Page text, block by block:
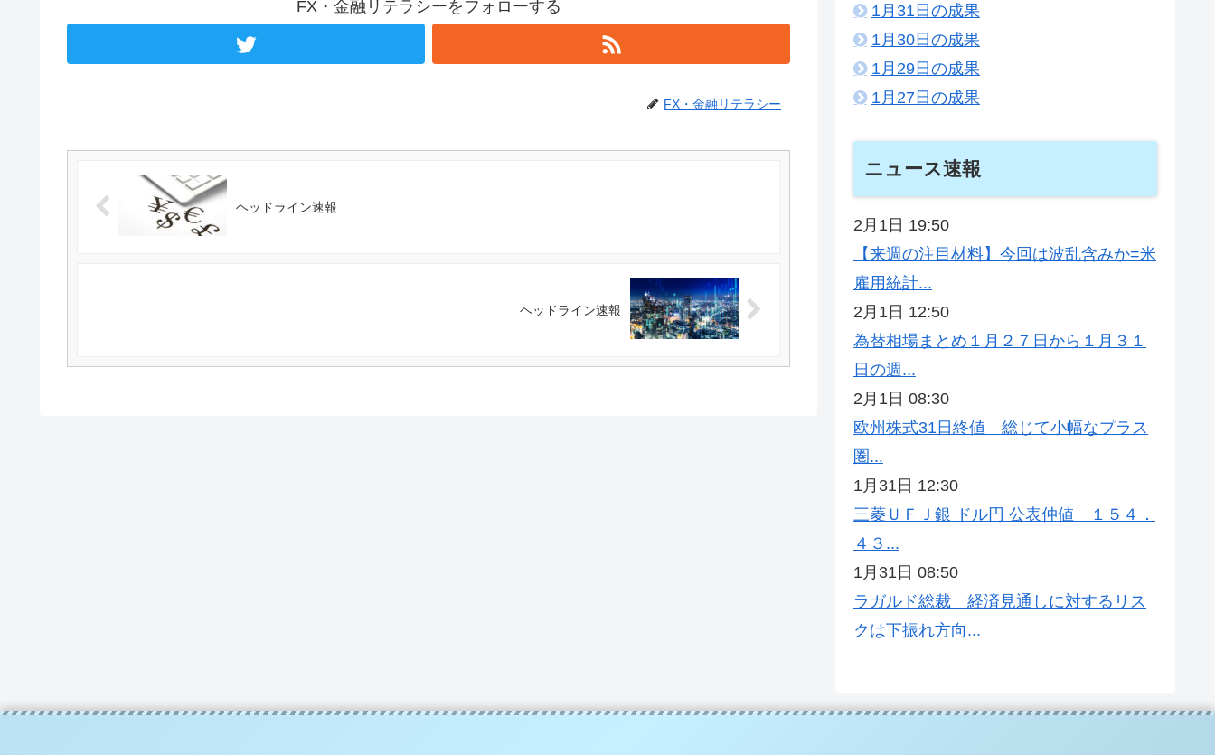
FX・金融リテラシーをフォローする
FX・金融リテラシー
ヘッドライン速報
ヘッドライン速報
1月31日の成果
1月30日の成果
1月29日の成果
1月27日の成果
ニュース速報
2月1日 19:50
【来週の注目材料】今回は波乱含みか=米
雇用統計...
2月1日 12:50
為替相場まとめ１月２７日から１月３１
日の週...
2月1日 08:30
欧州株式31日終値 総じて小幅なプラス
圏...
1月31日 12:30
三菱ＵＦＪ銀 ドル円 公表仲値 １５４．
４３...
1月31日 08:50
ラガルド総裁 経済見通しに対するリス
クは下振れ方向...